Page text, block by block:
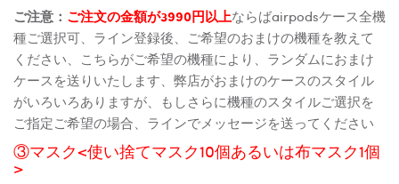
ご注意： ご注文の金額が3990円以上ならばairpodsケース全機
種ご選択可、ライン登録後、ご希望のおまけの機種を教えて
ください、こちらがご希望の機種により、ランダムにおまけ
ケースを送りいたします、弊店がおまけのケースのスタイル
がいろいろありますが、もしさらに機種のスタイルご選択を
ご指定ご希望の場合、ラインでメッセージを送ってください
③マスク<使い捨てマスク10個あるいは布マスク1個
>